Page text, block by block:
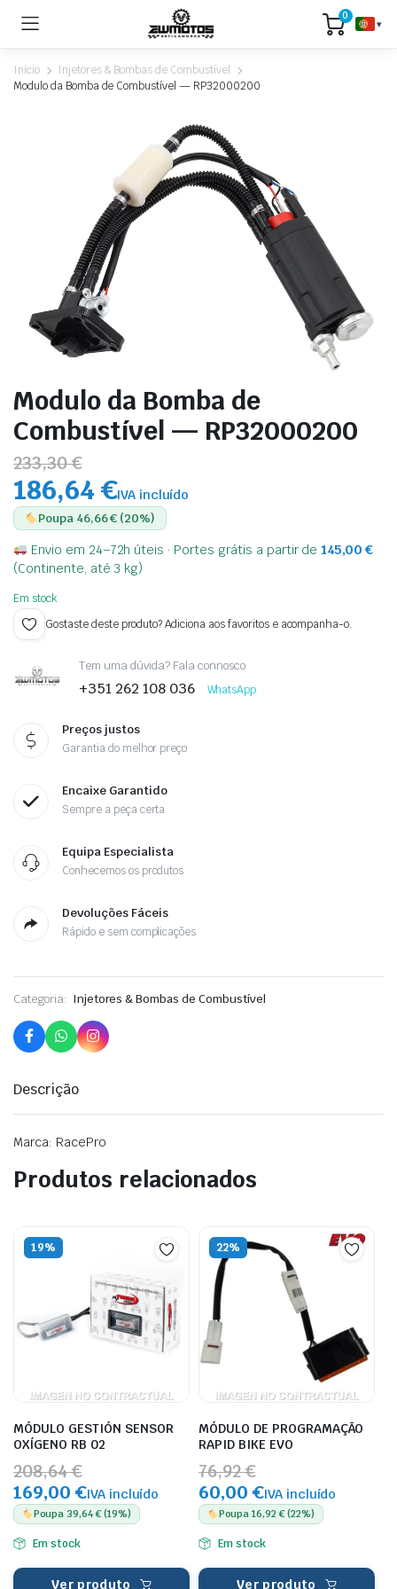
0
▾
Início
Injetores & Bombas de Combustível
Modulo da Bomba de Combustível — RP32000200
Modulo da Bomba de
Combustível — RP32000200
233,30 €
186,64 €IVA incluído
Poupa 46,66 € (20%)
Envio em 24–72h úteis · Portes grátis a partir de145,00 €
(Continente, até 3 kg)
Em stock
Gostaste deste produto? Adiciona aos favoritos e acompanha-o.
Tem uma dúvida? Fala connosco
+351 262 108 036 WhatsApp
Preços justos
Garantia do melhor preço
Encaixe Garantido
Sempre a peça certa
Equipa Especialista
Conhecemos os produtos
Devoluções Fáceis
Rápido e sem complicações
Categoria: Injetores & Bombas de Combustível
Descrição
Marca: RacePro
Produtos relacionados
19%
MÓDULO GESTIÓN SENSOR
OXÍGENO RB 02
208,64 €
169,00 €IVA incluído
Poupa 39,64 € (19%)
Em stock
Ver produto
22%
MÓDULO DE PROGRAMAÇÃO
RAPID BIKE EVO
76,92 €
60,00 €IVA incluído
Poupa 16,92 € (22%)
Em stock
Ver produto